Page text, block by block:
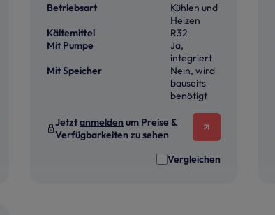
Betriebsart
Kühlen und
Heizen
Kältemittel
R32
Mit Pumpe
Ja,
integriert
Mit Speicher
Nein, wird
bauseits
benötigt
Jetztanmelden um Preise &
Verfügbarkeiten zu sehen
Vergleichen